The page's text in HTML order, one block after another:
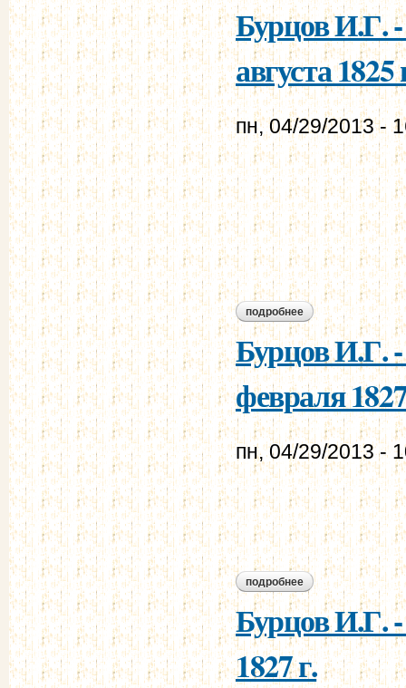
Бурцов И.Г.
августа 1825
пн, 04/29/2013 -
подробнее о бурцов и.г. -
Бурцов И.Г.
февраля
пн, 04/29/2013 -
подробнее о бурцов и.г. -
Бурцов И.Г.
1827 г.